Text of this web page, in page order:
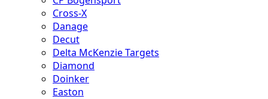
Cross-X
Danage
Decut
Delta McKenzie Targets
Diamond
Doinker
Easton